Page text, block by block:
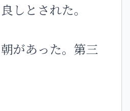
しとされた。
があった。第三